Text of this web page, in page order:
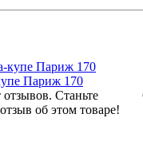
Париж 170
Станьте
об этом товаре!